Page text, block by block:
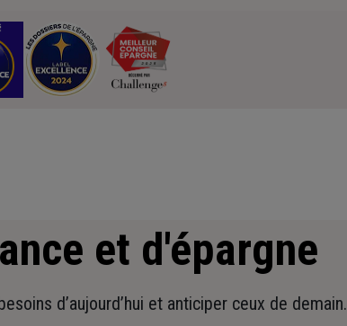
et d'épargne
d’aujourd’hui et anticiper ceux de demain.